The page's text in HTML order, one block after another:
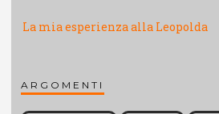
La mia esperienza alla Leopolda
ARGOMENTI